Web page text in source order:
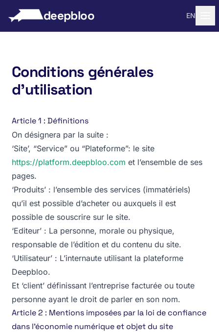
deepbloo EN
Conditions générales
d'utilisation
Article 1 : Définitions
On désignera par la suite :
‘Site’, “Service” ou “Plateforme”: le site
https://platform.deepbloo.com et l’ensemble de ses
pages.
‘Produits’ : l’ensemble des services (immatériels)
qu’il est possible d’acheter ou auxquels il est
possible de souscrire sur le site.
‘Editeur’ : La personne, morale ou physique,
responsable de l’édition et du contenu du site.
‘Utilisateur’ : L’internaute utilisant la plateforme
Deepbloo.
Et ‘client’ définissant l’entreprise facturée ou toute
personne ayant le droit de parler en son nom.
Article 2 : Mentions imposées par la loi de confiance
dans l’économie numérique et objet du site